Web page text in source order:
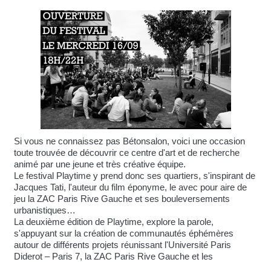
Si vous ne connaissez pas Bétonsalon, voici une occasion
toute trouvée de découvrir ce centre d'art et de recherche
animé par une jeune et très créative équipe.
Le festival Playtime y prend donc ses quartiers, s'inspirant de
Jacques Tati, l'auteur du film éponyme, le avec pour aire de
jeu la ZAC Paris Rive Gauche et ses bouleversements
urbanistiques…
La deuxième édition de Playtime, explore la parole,
s'appuyant sur la création de communautés éphémères
autour de différents projets réunissant l'Université Paris
Diderot – Paris 7, la ZAC Paris Rive Gauche et les